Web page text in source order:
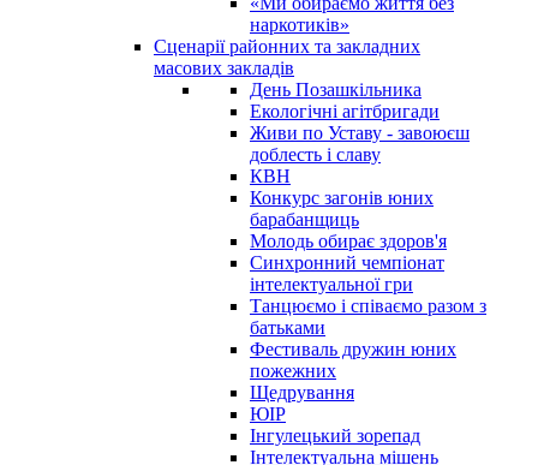
наркотиків»
Сценарії районних та закладних
масових закладів
День Позашкільника
Екологічні агітбригади
Живи по Уставу - завоюєш
доблесть і славу
КВН
Конкурс загонів юних
барабанщиць
Молодь обирає здоров'я
Синхронний чемпіонат
інтелектуальної гри
Танцюємо і співаємо разом з
батьками
Фестиваль дружин юних
пожежних
Щедрування
ЮІР
Інгулецький зорепад
Інтелектуальна мішень